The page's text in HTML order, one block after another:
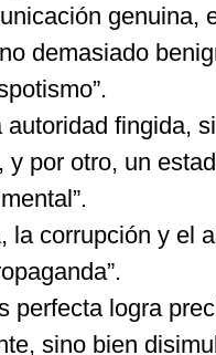
genuina,
demasiado
autoridad fingida,
y por otro, un
la corrupción y el
perfecta logra
sino bien